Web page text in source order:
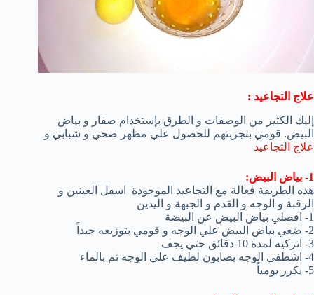
علاج التجاعيد :
إليك الكثير من الوصفات و الطرق بإستخدام صفار و بياض
البيض. قومي بتجربتهم للحصول علي مظهر صحي و شبابي و
علاج التجاعيد
1- بياض البيض:
هذه الطريقة فعالة مع التجاعيد الموجودة اسفل العينين و
الرقبة و الوجه و القدم و الجبهة و اليدين
1- افصلي بياض البيض عن البيضة
2- ضعي بياض البيض علي الوجه و قومي بتوزيعه جيداً
3- اتركيه لمدة 10 دقائق حتي يجف
4- اشطفي الوجه بصابون لطيف علي الوجه ثم بالماء
5- يكرر يومياً